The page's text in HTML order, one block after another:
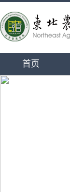
首页